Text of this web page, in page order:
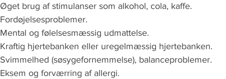
Øget brug af stimulanser som alkohol, cola, kaffe.
Fordøjelsesproblemer.
Mental og følelsesmæssig udmattelse.
Kraftig hjertebanken eller uregelmæssig hjertebanken.
Svimmelhed (søsygefornemmelse), balanceproblemer.
Eksem og forværring af allergi.